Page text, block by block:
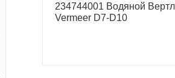
234744001 Водяной
Vermeer D7-D10